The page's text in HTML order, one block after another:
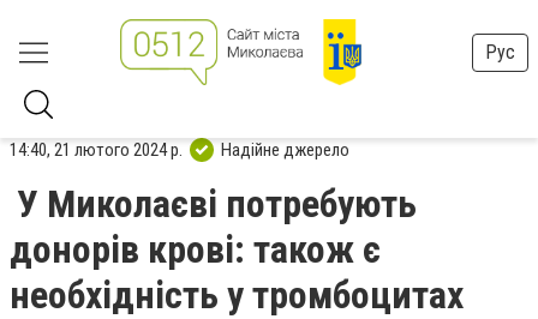
Рус
14:40, 21 лютого 2024 р. Надійне джерело
У Миколаєві потребують
донорів крові: також є
необхідність у тромбоцитах